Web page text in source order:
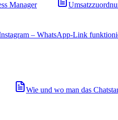
Manager
– WhatsApp-Link
Wie und wo man das